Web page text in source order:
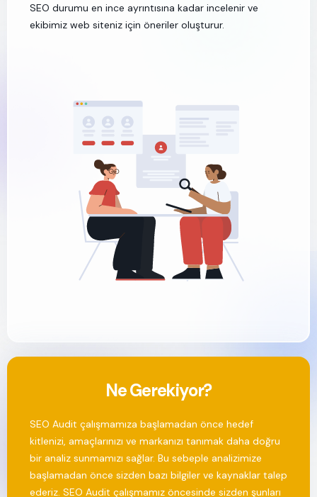
SEO durumu en ince ayrıntısına kadar incelenir ve
ekibimiz web siteniz için öneriler oluşturur. ‍
Ne Gerekiyor?
‍SEO Audit çalışmamıza başlamadan önce hedef
kitlenizi, amaçlarınızı ve markanızı tanımak daha doğru
bir analiz sunmamızı sağlar. Bu sebeple analizimize
başlamadan önce sizden bazı bilgiler ve kaynaklar talep
ederiz. SEO Audit çalışmamız öncesinde sizden şunları